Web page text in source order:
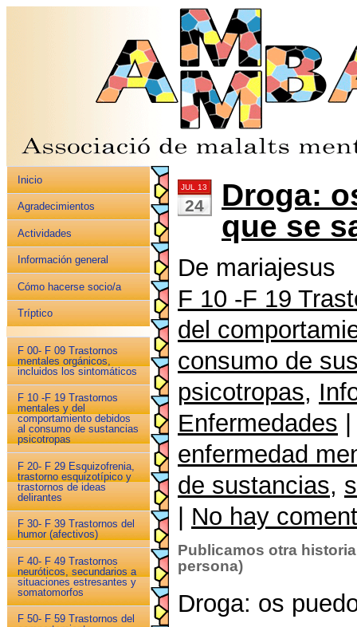
Inicio
Agradecimientos
Actividades
Información general
Cómo hacerse socio/a
Tríptico
F 00- F 09 Trastornos
mentales orgánicos,
incluidos los sintomáticos
F 10 -F 19 Trastornos
mentales y del
comportamiento debidos
al consumo de sustancias
psicotropas
F 20- F 29 Esquizofrenia,
trastorno esquizotípico y
trastornos de ideas
delirantes
F 30- F 39 Trastornos del
humor (afectivos)
F 40- F 49 Trastornos
neuróticos, secundarios a
situaciones estresantes y
somatomorfos
F 50- F 59 Trastornos del
JUL 13
24
Droga:
que se
De mariajesus
F 10 -F 19
del
consumo de
psicotropas,
Enfermedades
enfermedad
de sustancias,
No hay
Publicamos otra
persona)
Droga: os